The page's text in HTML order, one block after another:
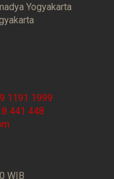
Yogyakarta
1191 1999
441 448
WIB